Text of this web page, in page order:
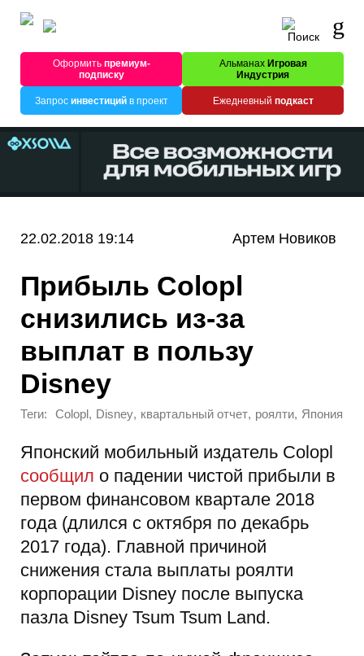
Оформитьпремиум-
подписку
Альманах Игровая
Индустрия
Запрос инвестицийв проект Ежедневный подкаст
22.02.2018 19:14 Артем Новиков
Прибыль Colopl
снизились из-за
выплат в пользу
Disney
Теги: Colopl , Disney, квартальный отчет, роялти, Япония
Японский мобильный издатель Colopl
сообщил о падении чистой прибыли в
первом финансовом квартале 2018
года (длился с октября по декабрь
2017 года). Главной причиной
снижения стала выплаты роялти
корпорации Disney после выпуска
пазла Disney Tsum Tsum Land.